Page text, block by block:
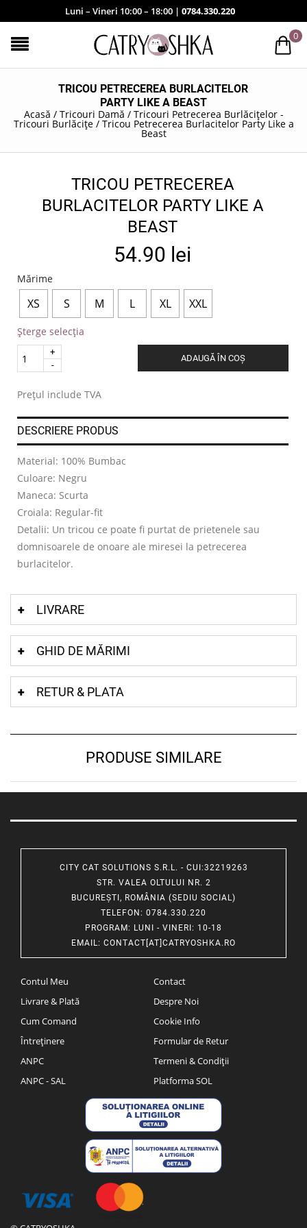
Luni – Vineri 10:00 – 18:00 | 0784.330.220
0
TRICOU PETRECEREA BURLACITELOR
PARTY LIKE A BEAST
Acasă / Tricouri Damă / Tricouri Petrecerea Burlăcițelor -
Tricouri Burlăcițe/ Tricou Petrecerea Burlacitelor Party Like a
Beast
TRICOU PETRECEREA
BURLACITELOR PARTY LIKE A
BEAST
54.90 lei
Mărime
XS S M L XL XXL
Șterge selecția
Quantity
ADAUGĂ ÎN COȘ
Prețul include TVA
DESCRIERE PRODUS
Material: 100% Bumbac
Culoare: Negru
Maneca: Scurta
Croiala: Regular-fit
Detalii: Un tricou ce poate fi purtat de prietenele sau
domnisoarele de onoare ale miresei la petrecerea
burlacitelor.
LIVRARE
GHID DE MĂRIMI
RETUR & PLATA
PRODUSE SIMILARE
CITY CAT SOLUTIONS S.R.L. - CUI:32219263
STR. VALEA OLTULUI NR. 2
BUCUREȘTI, ROMÂNIA (SEDIU SOCIAL)
TELEFON : 0784.330.220
PROGRAM: LUNI - VINERI: 10-18
EMAIL: CONTACT[AT]CATRYOSHKA.RO
Contul Meu
Livrare & Plată
Cum Comand
Întreținere
ANPC
ANPC - SAL
Contact
Despre Noi
Cookie Info
Formular de Retur
Termeni & Condiții
Platforma SOL